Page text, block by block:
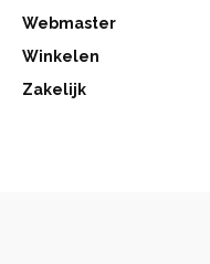
Webmaster
Winkelen
Zakelijk